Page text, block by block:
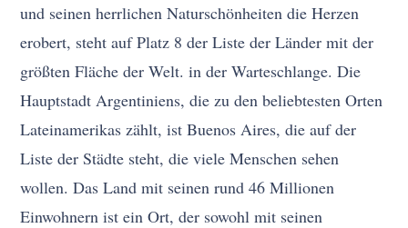
und seinen herrlichen Naturschönheiten die Herzen
erobert, steht auf Platz 8 der Liste der Länder mit der
größten Fläche der Welt. in der Warteschlange. Die
Hauptstadt Argentiniens, die zu den beliebtesten Orten
Lateinamerikas zählt, ist Buenos Aires, die auf der
Liste der Städte steht, die viele Menschen sehen
wollen. Das Land mit seinen rund 46 Millionen
Einwohnern ist ein Ort, der sowohl mit seinen